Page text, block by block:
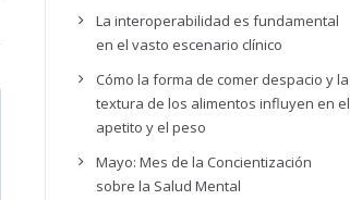
La interoperabilidad es fundamental
en el vasto escenario clínico
Cómo la forma de comer despacio y la
textura de los alimentos influyen en el
apetito y el peso
Mayo: Mes de la Concientización
sobre la Salud Mental